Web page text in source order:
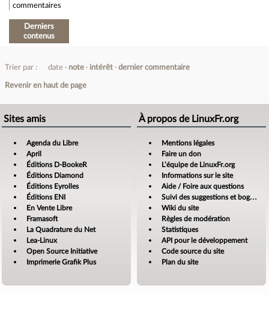
commentaires
Derniers
contenus
Trier par : date note intérêt dernier commentaire
Revenir en haut de page
Sites amis
Agenda du Libre
April
Éditions D-BookeR
Éditions Diamond
Éditions Eyrolles
Éditions ENI
En Vente Libre
Framasoft
La Quadrature du Net
Lea-Linux
Open Source Initiative
Imprimerie Grafik Plus
À propos de LinuxFr.org
Mentions légales
Faire un don
L’équipe de LinuxFr.org
Informations sur le site
Aide / Foire aux questions
Suivi des suggestions et bogues
Wiki du site
Règles de modération
Statistiques
API pour le développement
Code source du site
Plan du site